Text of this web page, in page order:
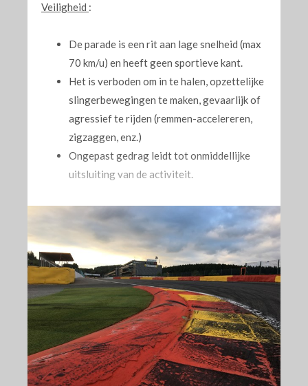
Veiligheid :
De parade is een rit aan lage snelheid (max
70 km/u) en heeft geen sportieve kant.
Het is verboden om in te halen, opzettelijke
slingerbewegingen te maken, gevaarlijk of
agressief te rijden (remmen-accelereren,
zigzaggen, enz.)
Ongepast gedrag leidt tot onmiddellijke
uitsluiting van de activiteit.